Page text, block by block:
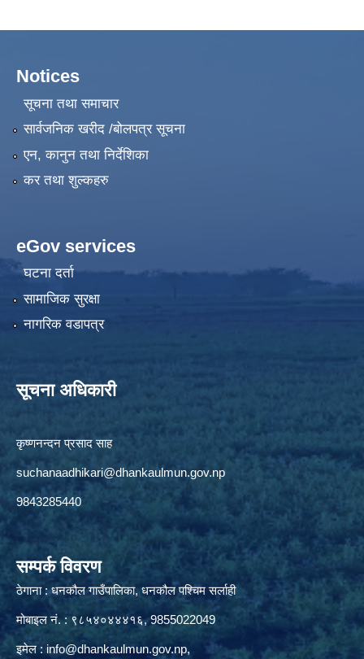
Notices
सूचना तथा समाचार
सार्वजनिक खरीद /बोलपत्र सूचना
एन, कानुन तथा निर्देशिका
कर तथा शुल्कहरु
eGov services
घटना दर्ता
सामाजिक सुरक्षा
नागरिक वडापत्र
सूचना अधिकारी
कृष्णनन्दन प्रसाद साह
suchanaadhikari@dhankaulmun.gov.np
9843285440
सम्पर्क विवरण
ठेगाना : धनकौल गाउँपालिका, धनकौल पश्चिम सर्लाही
मोबाइल नं. : ९८५४०४४४१६, 9855022049
इमेल : info@dhankaulmun.gov.np,